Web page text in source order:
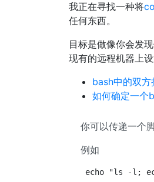
我正在寻找一种将
任何东西。
目标是做像你会发
现有的远程机器上
bash中的双方
如何确定一个
你可以传递一个
例如
echo "ls -l;